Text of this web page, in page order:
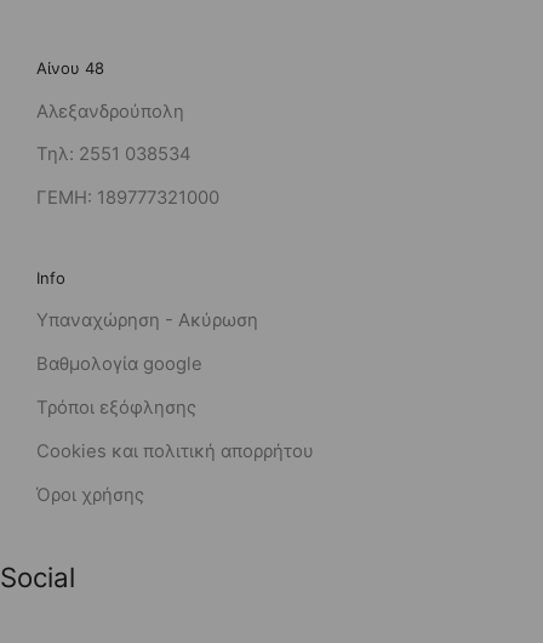
Αίνου 48
Αλεξανδρούπολη
Τηλ: 2551 038534
ΓΕΜΗ: 189777321000
Info
Υπαναχώρηση - Ακύρωση
Βαθμολογία google
Τρόποι εξόφλησης
Cookies και πολιτική απορρήτου
Όροι χρήσης
Social